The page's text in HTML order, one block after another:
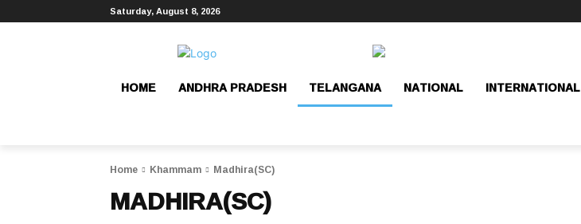
Saturday, August 8, 2026
HOME ANDHRA PRADESH TELANGANA NATIONAL INTERNATIONAL
Home Khammam Madhira(SC)
MADHIRA(SC)